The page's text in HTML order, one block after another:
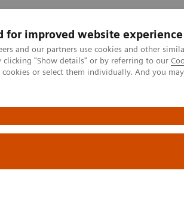
for improved website experience
and our partners use cookies and other
clicking "Show details" or by referring to our
or select them individually. And you
Especialidades Clínicas
Latinoamérica
Education
Híbrido